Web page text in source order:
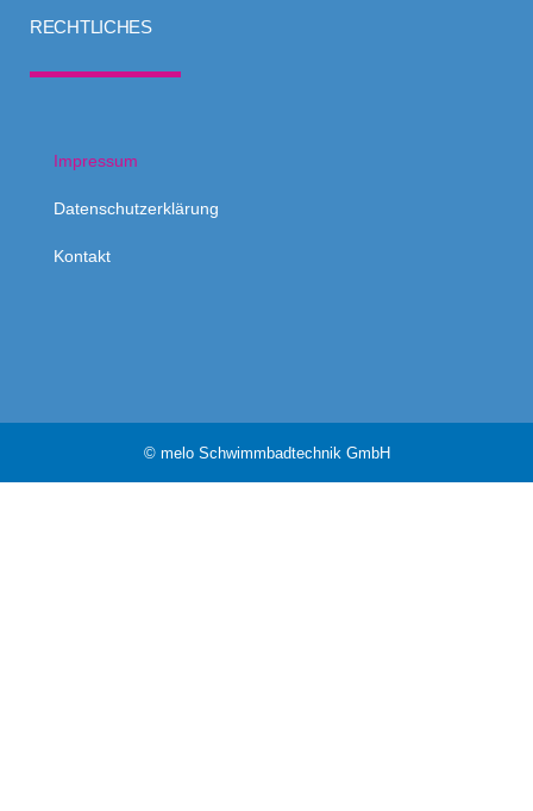
RECHTLICHES
Impressum
Datenschutzerklärung
Kontakt
© melo Schwimmbadtechnik GmbH